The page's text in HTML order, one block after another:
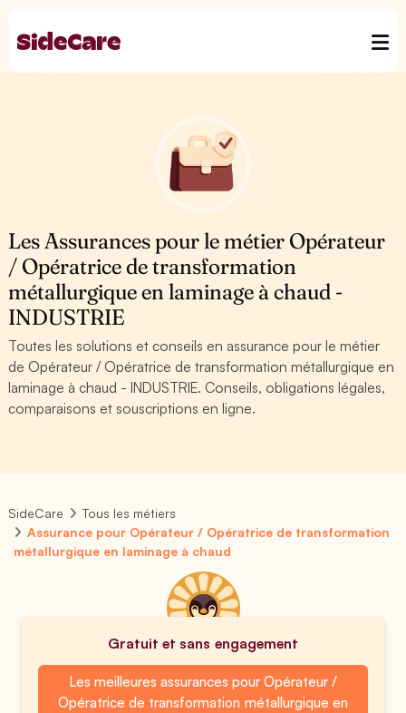
Les Assurances pour le métier Opérateur
/ Opératrice de transformation
métallurgique en laminage à chaud -
INDUSTRIE
Toutes les solutions et conseils en assurance pour le métier
de Opérateur / Opératrice de transformation métallurgique en
laminage à chaud - INDUSTRIE. Conseils, obligations légales,
comparaisons et souscriptions en ligne.
SideCare
Tous les métiers
Assurance pour Opérateur / Opératrice de transformation
métallurgique en laminage à chaud
Gratuit et sans engagement
Les meilleures assurances pour Opérateur /
Opératrice de transformation métallurgique en